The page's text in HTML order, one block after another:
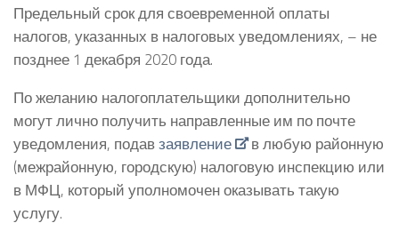
Предельный срок для своевременной оплаты
налогов, указанных в налоговых уведомлениях, – не
позднее 1 декабря 2020 года.
По желанию налогоплательщики дополнительно
могут лично получить направленные им по почте
уведомления, подавзаявление
в любую районную
(межрайонную, городскую) налоговую инспекцию или
в МФЦ, который уполномочен оказывать такую
услугу.